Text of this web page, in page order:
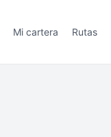
Mi cartera Rutas